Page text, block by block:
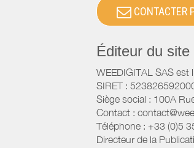
CONTACTER
Éditeur du
WEEDIGITAL SAS
SIRET :
Siège social : 100A
Contact :
Téléphone : +33 (0)5
Directeur de la